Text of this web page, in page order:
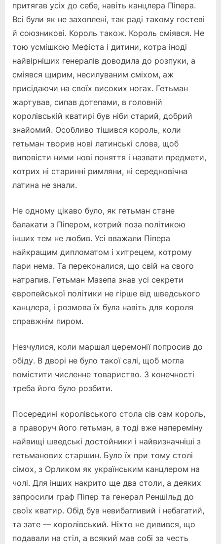
притягав усіх до себе, навіть канцлера Піпера.
Всі були як не захоплені, так раді такому гостеві
й союзникові. Король також. Король сміявся. Не
тою усмішкою Мефіста і дитини, котра іноді
найвірніших генералів доводила до розпуки, а
сміявся щирим, несилуваним сміхом, аж
присідаючи на своїх високих ногах. Гетьман
жартував, сипав дотепами, в головній
королівській кватирі був ніби старий, добрий
знайомий. Особливо тішився король, коли
гетьман творив нові латинські слова, щоб
виповісти ними нові поняття і назвати предмети,
котрих ні старинні римляни, ні середновічна
латина не знали.
Не одному цікаво було, як гетьман стане
балакати з Піпером, котрий поза політикою
інших тем не любив. Усі вважали Піпера
найкращим дипломатом і хитрецем, котрому
пари нема. Та переконалися, що свій на свого
натрапив. Гетьман Мазепа знав усі секрети
європейської політики не гірше від шведського
канцлера, і розмова їх була навіть для короля
справжнім пиром.
Незчулися, коли маршал церемонії попросив до
обіду. В дворі не було такої салі, щоб могла
помістити численне товариство. З конечності
треба його було розбити.
Посередині королівського стола сів сам король,
а праворуч його гетьман, а тоді вже напереміну
найвищі шведські достойники і найвизначніші з
гетьманових старшин. Було їх при тому столі
сімох, з Орликом як українським канцлером на
чолі. Для інших накрито ще два столи, а деяких
запросили граф Піпер та генерал Реншільд до
своїх кватир. Обід був невибагливий і небагатий,
та зате — королівський. Ніхто не дивився, що
подавали на стіл, а всякий мав собі за честь